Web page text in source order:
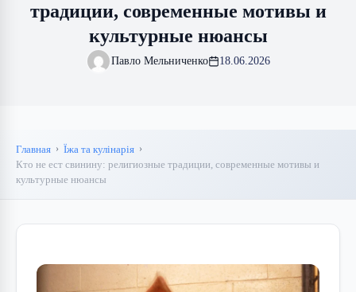
традиции, современные мотивы и
культурные нюансы
Павло Мельниченко 18.06.2026
Главная
Їжа та кулінарія
Кто не ест свинину: религиозные традиции, современные мотивы и
культурные нюансы